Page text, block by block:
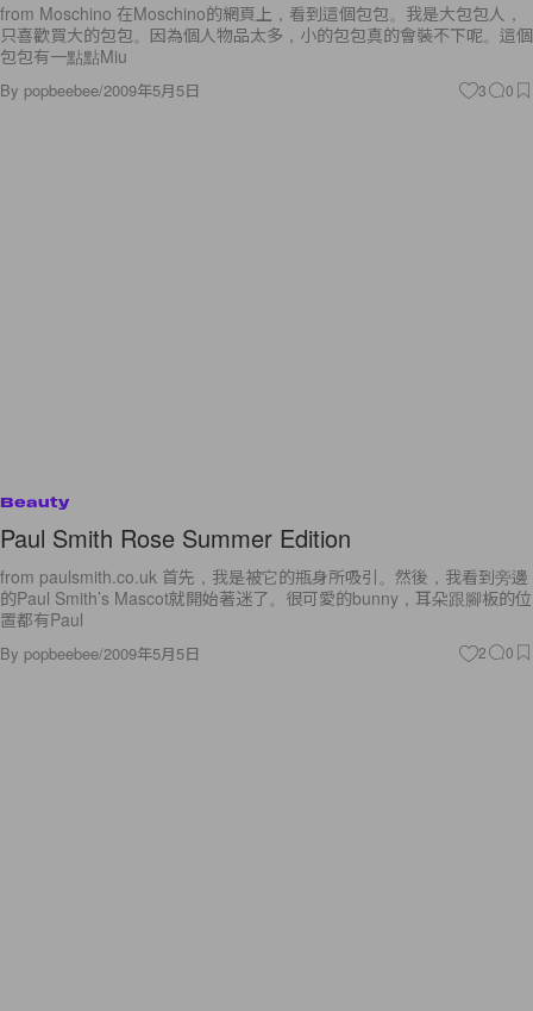
from Moschino 在Moschino的網頁上，看到這個包包。我是大包包人，
只喜歡買大的包包。因為個人物品太多，小的包包真的會裝不下呢。這個
包包有一點點Miu
By popbeebee/2009年5月5日 3 0
Beauty
Paul Smith Rose Summer Edition
from paulsmith.co.uk 首先，我是被它的瓶身所吸引。然後，我看到旁邊
的Paul Smith’s Mascot就開始著迷了。很可愛的bunny，耳朵跟腳板的位
置都有Paul
By popbeebee/2009年5月5日 2 0